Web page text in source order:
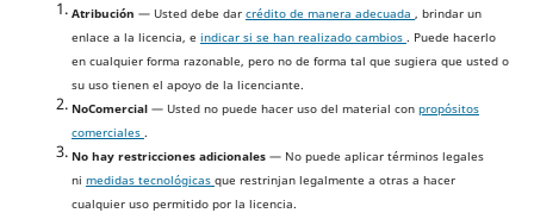
Atribución — Usted debe dar crédito de manera adecuada , brindar un
enlace a la licencia, e indicar si se han realizado cambios . Puede hacerlo
en cualquier forma razonable, pero no de forma tal que sugiera que usted o
su uso tienen el apoyo de la licenciante.
NoComercial — Usted no puede hacer uso del material con propósitos
comerciales .
No hay restricciones adicionales — No puede aplicar términos legales
ni medidas tecnológicas que restrinjan legalmente a otras a hacer
cualquier uso permitido por la licencia.